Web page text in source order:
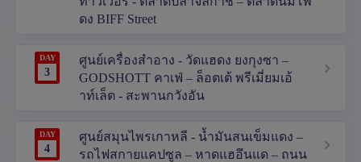
ดง BIFF Street
DAY
3
ศูนย์เครื่องสำอาง - วัดแฮดง ยงกุงซา –
GODSHOTT คาเฟ่ – ล็อตเต้ พรีเมี่ยมเอ้
าท์เล็ต - สะพานกวังอัน
DAY
4
ศูนย์สมุนไพรเกาหลี - น้ำมันสนเข็มแดง –
รถไฟสกายแคปซูล – หาดแฮอึนแด – ถนน